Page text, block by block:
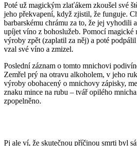
Poté už magickým zlaťákem zkoušel své
jeho překvapení, když zjistil, že funguje.
barbarskému chrámu za to, že jej vyhodili
upíjet víno z bohoslužeb. Pomocí magické
výroby zpět (zaplatil za něj) a poté
vzal své víno a zmizel.
Poslední záznam o tomto mnichovi
Zemřel prý na otravu alkoholem, v jeho
výroby obohacený o mnichovy zápisky,
znaku mince na rubu – tvář opilého
zpopelněno.
Pj ale ví, že skutečnou příčinou smrti byl